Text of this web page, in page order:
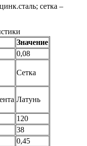
сетка –
Значение
0,08
Сетка
Латунь
120
38
0,45